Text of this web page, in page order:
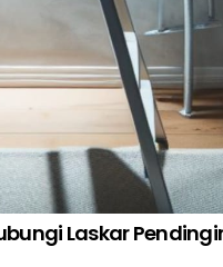
Laskar Pendingin